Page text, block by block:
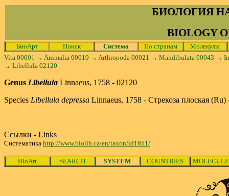
БИОЛОГИЯ
BIOLOGY
БиоАрт Поиск Система По странам
Молекулы
Vita 00001 → Animalia 00010 → Arthropoda 00021 → Mandibulata 00043 →
→ Libellula 02120
Genus Libellula Linnaeus, 1758 - 02120
Species Libellula depressa Linnaeus, 1758 - Стрекоза плоская
Ссылки - Links
Систематика http://www.biolib.cz/en/taxon/id1651/
BioArt SEARCH SYSTEM COUNTRIES